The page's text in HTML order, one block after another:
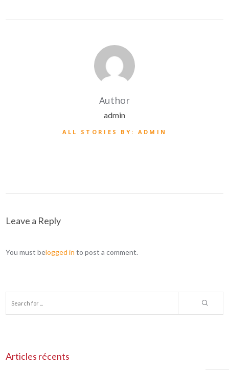
Author
admin
ALL STORIES BY: ADMIN
Leave a Reply
You must belogged in to post a comment.
Articles récents